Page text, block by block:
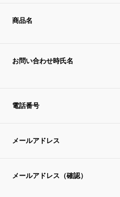
商品名
お問い合わせ時氏名
電話番号
メールアドレス
メールアドレス（確認）